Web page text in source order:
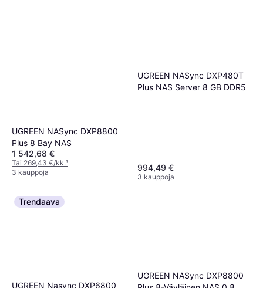
UGREEN NASync DXP8800
Plus 8 Bay NAS
1 542,68 €
Tai 269,43 €/kk.¹
3 kauppoja
UGREEN NASync DXP480T
Plus NAS Server 8 GB DDR5
994,49 €
3 kauppoja
Trendaava
UGREEN Nasync DXP6800
UGREEN NASync DXP8800